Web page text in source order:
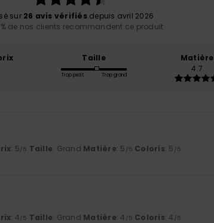
sur 26 avis vérifiésdepuis avril 2026
de nos clients recommandent ce produit
Taille
Trop petit Trop grand
Matière
4.7
: 5/5 Taille: Grand Matière: 5 /5 Coloris: 5 /5
: 4/5 Taille: Grand Matière: 4 /5 Coloris: 4 /5